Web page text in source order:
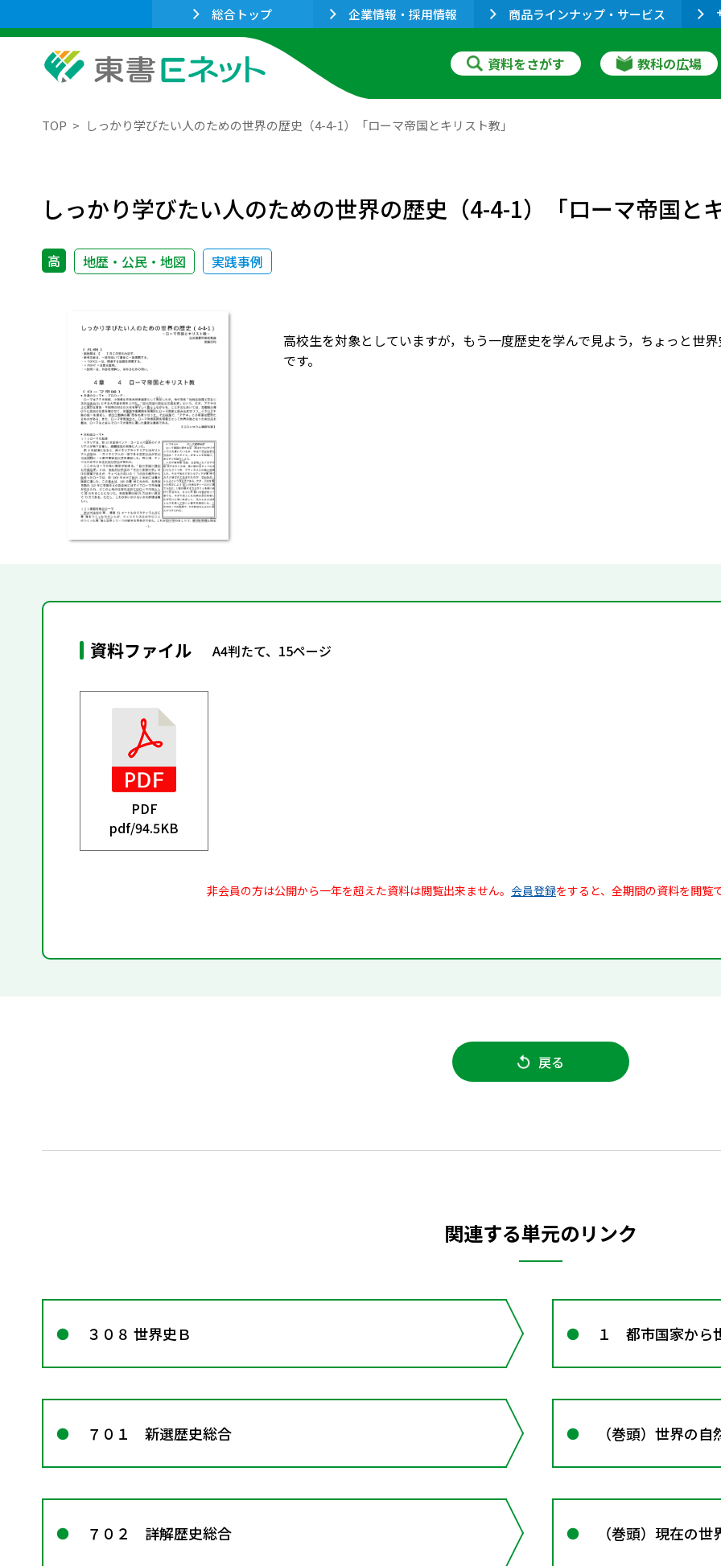
総合トップ 企業情報・採用情報 商品ラインナップ・サービス
資料をさがす 教科の広場
TOP しっかり学びたい人のための世界の歴史（4-4-1）「ローマ帝国とキリスト教」
しっかり学びたい人のための世界の歴史（4-4-1）「ローマ帝国と
高 地歴・公民・地図 実践事例
高校生を対象としていますが，もう一度歴史を学んで見よう，ちょっと世
です。
資料ファイル A4判たて、15ページ
PDF
pdf/94.5KB
非会員の方は公開から一年を超えた資料は閲覧出来ません。 会員登録をすると、全期間の資料を閲覧
戻る
関連する単元のリンク
３０８ 世界史Ｂ １ 都市国家から
７０１ 新選歴史総合 （巻頭）世界の
７０２ 詳解歴史総合 （巻頭）現在の